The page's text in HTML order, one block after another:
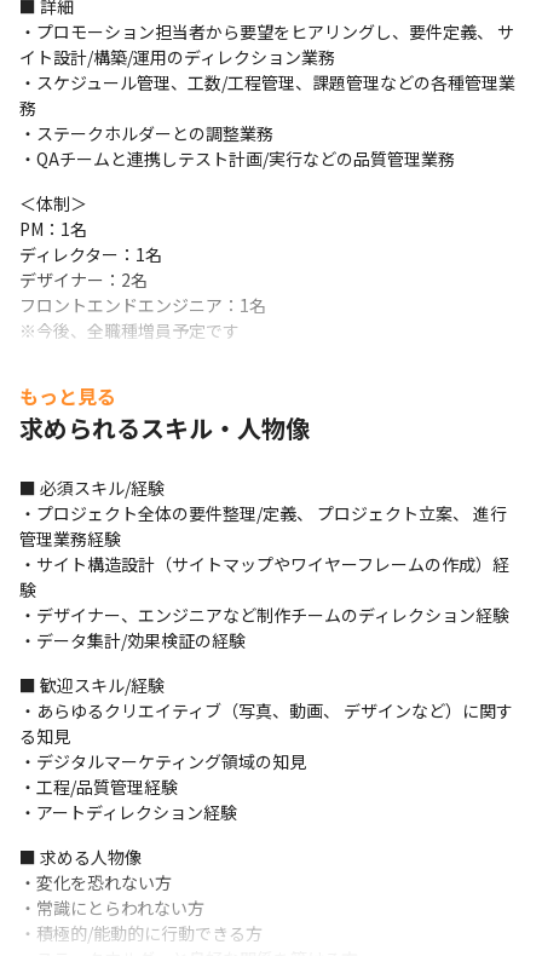
■ 詳細
・プロモーション担当者から要望をヒアリングし、要件定義、 サ
イト設計/構築/運用のディレクション業務
・スケジュール管理、工数/工程管理、課題管理などの各種管理業
務
・ステークホルダーとの調整業務
・QAチームと連携しテスト計画/実行などの品質管理業務
＜体制＞
PM：1名
ディレクター：1名
デザイナー：2名
フロントエンドエンジニア：1名
※今後、全職種増員予定です
・クリエイティブのコンセプト設計、マーケティング施策、場合
によってはブランデ ィング企画など、 制作過程の上流工程から携
・自社のプロモーションページに関するコンテンツを担当するた
め、 自身が制作したクリエイティブの成果を追求できます
・場合によっては制作会社などの外部事業者とのコミュニケーシ
ョンが発生するため、さまざまな関係者と関係を構築しながら業
務を進められる環境です
もっと見る
求められるスキル・人物像
■ 必須スキル/経験
・プロジェクト全体の要件整理/定義、 プロジェクト立案、 進行
管理業務経験
・サイト構造設計（サイトマップやワイヤーフレームの作成）経
験
・デザイナー、エンジニアなど制作チームのディレクション経験
・データ集計/効果検証の経験
■ 歓迎スキル/経験
・あらゆるクリエイティブ（写真、動画、 デザインなど）に関す
る知見
・デジタルマーケティング領域の知見
・工程/品質管理経験
・アートディレクション経験
■ 求める人物像
・変化を恐れない方
・常識にとらわれない方
・積極的/能動的に行動できる方